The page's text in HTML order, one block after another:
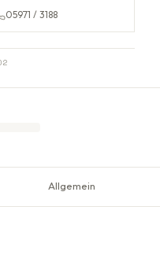
05971 / 3188
Allgemein